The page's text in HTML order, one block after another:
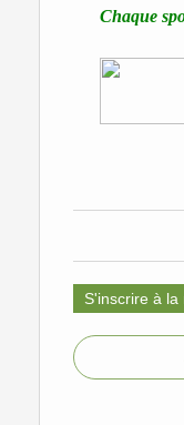
Chaque
S'inscrire à la